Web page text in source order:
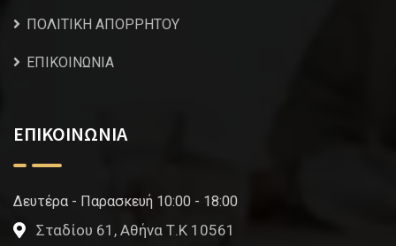
ΠΟΛΙΤΙΚΗ ΑΠΟΡΡΗΤΟΥ
ΕΠΙΚΟΙΝΩΝΙΑ
ΕΠΙΚΟΙΝΩΝΙΑ
Δευτέρα - Παρασκευή 10:00 - 18:00
Σταδίου 61, Αθήνα Τ.Κ 10561